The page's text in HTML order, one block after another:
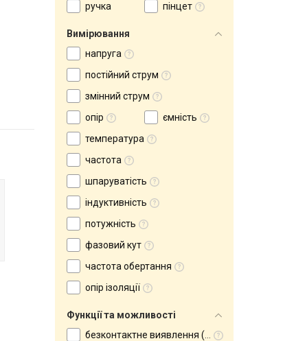
ручка
пінцет
Вимірювання
напруга
постійний струм
змінний струм
опір
ємність
температура
частота
шпаруватість
індуктивність
потужність
фазовий кут
частота обертання
опір ізоляції
Функції та можливості
безконтактне виявлення (NCV)